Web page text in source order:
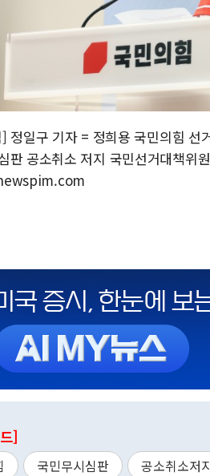
정일구 기자 = 정희용 국민의힘 선
판 공소취소 저지 국민선거대책위
]
국민무시심판 공소취소저